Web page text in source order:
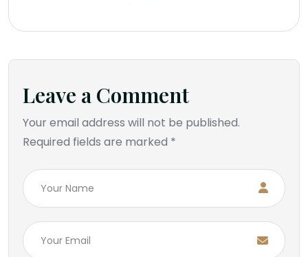
Leave a Comment
Your email address will not be published.
Required fields are marked *